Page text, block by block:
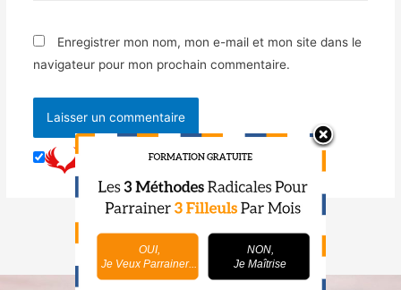
Enregistrer mon nom, mon e-mail et mon site dans le
navigateur pour mon prochain commentaire.
OUI,
Je Veux Parrainer...
NON,
Je Maîtrise